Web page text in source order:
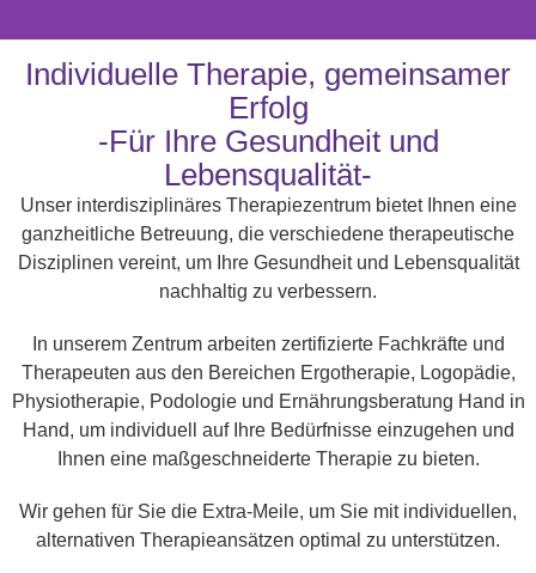
Physiotherapie
Für mehr Mobilität und weniger
Schmerzen
Hier mehr erfahren
Individuelle Therapie, gemeinsamer
Erfolg
-Für Ihre Gesundheit und
Lebensqualität-
Unser interdisziplinäres Therapiezentrum bietet Ihnen eine
ganzheitliche Betreuung, die verschiedene therapeutische
Disziplinen vereint, um Ihre Gesundheit und Lebensqualität
nachhaltig zu verbessern.
In unserem Zentrum arbeiten zertifizierte Fachkräfte und
Therapeuten aus den Bereichen Ergotherapie, Logopädie,
Physiotherapie, Podologie und Ernährungsberatung Hand in
Hand, um individuell auf Ihre Bedürfnisse einzugehen und
Ihnen eine maßgeschneiderte Therapie zu bieten.
Wir gehen für Sie die Extra-Meile, um Sie mit individuellen,
alternativen Therapieansätzen optimal zu unterstützen.